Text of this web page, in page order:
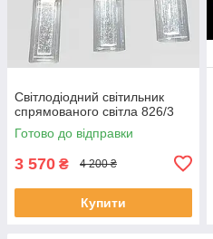
Світлодіодний світильник
спрямованого світла 826/3
Готово до відправки
3 570 ₴ 4 200 ₴
Купити